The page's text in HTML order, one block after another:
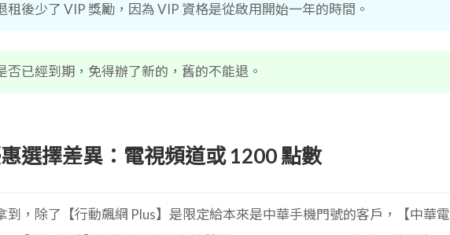
租後少了 VIP 獎勵，因為 VIP 資格是從啟用開始一年的時間。
否已經到期，免得辦了新的，舊的不能退。
選擇差異：電視頻道或 1200 點數
到，除了【行動飆網 Plus】是限定給本來是中華手機門號的客戶，【中華電